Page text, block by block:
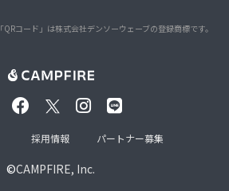
「QRコード」は株式会社デンソーウェーブの登録商標です。
©CAMPFIRE, Inc.
採用情報 パートナー募集